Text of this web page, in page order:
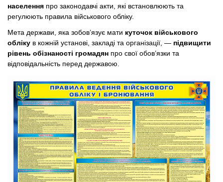
населення про законодавчі акти, які встановлюють та
регулюють правила військового обліку.
Мета держави, яка зобов’язує мати куточок військового
обліку в кожній установі, закладі та організації, — підвищити
рівень обізнаності громадян про свої обов’язки та
відповідальність перед державою.